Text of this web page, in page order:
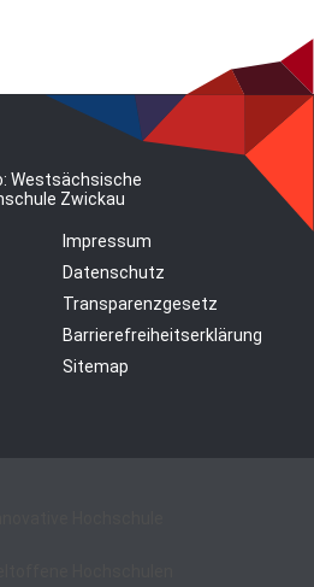
Impressum
Datenschutz
Transparenzgesetz
Barrierefreiheitserklärung
Sitemap